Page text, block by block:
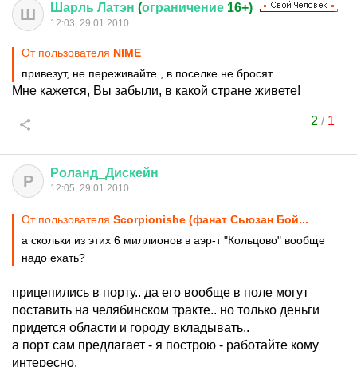
Ш Шарль Латэн (ограничение 16+)
12:03, 29.01.2010
От пользователя NIME
привезут, не переживайте., в поселке не бросят.
Мне кажется, Вы забыли, в какой стране живете!
2 / 1
Р Роланд Дискейн
12:05, 29.01.2010
От пользователя Scorpionishe (фанат Сьюзан Бой...
а скольки из этих 6 миллионов в аэр-т "Кольцово" вообще
надо ехать?
прицепились в порту.. да его вообще в поле могут
поставить на челябинском тракте.. но только деньги
придется области и городу вкладывать..
а порт сам предлагает - я построю - работайте кому
интересно.